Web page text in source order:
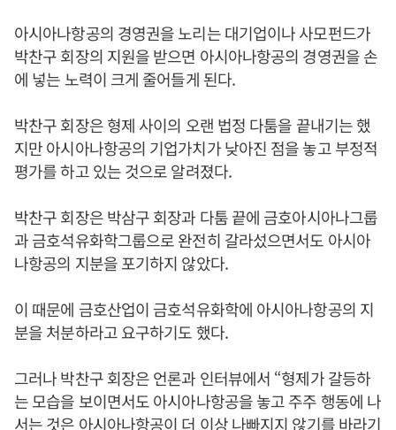
아시아나항공의 경영권을 노리는 대기업이나 사모펀드가
박찬구 회장의 지원을 받으면 아시아나항공의 경영권을 손
에 넣는 노력이 크게 줄어들게 된다.
박찬구 회장은 형제 사이의 오랜 법정 다툼을 끝내기는 했
지만 아시아나항공의 기업가치가 낮아진 점을 놓고 부정적
평가를 하고 있는 것으로 알려졌다.
박찬구 회장은 박삼구 회장과 다툼 끝에 금호아시아나그룹
과 금호석유화학그룹으로 완전히 갈라섰으면서도 아시아
나항공의 지분을 포기하지 않았다.
이 때문에 금호산업이 금호석유화학에 아시아나항공의 지
분을 처분하라고 요구하기도 했다.
그러나 박찬구 회장은 언론과 인터뷰에서 “형제가 갈등하
는 모습을 보이면서도 아시아나항공을 놓고 주주 행동에 나
서는 것은 아시아나항공이 더 이상 나빠지지 않기를 바라기